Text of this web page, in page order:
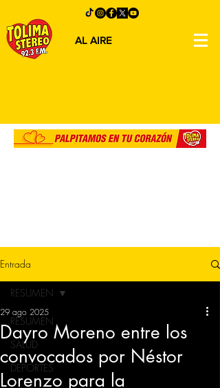
AL AIRE
Entrada
RESUMEN
SALUD
DEPORTES
RESUMEN
Dayro Moreno entre los
convocados por Néstor
Lorenzo para la
29 ago 2025